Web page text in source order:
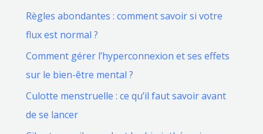
Règles abondantes : comment savoir si votre
flux est normal ?
Comment gérer l’hyperconnexion et ses effets
sur le bien-être mental ?
Culotte menstruelle : ce qu’il faut savoir avant
de se lancer